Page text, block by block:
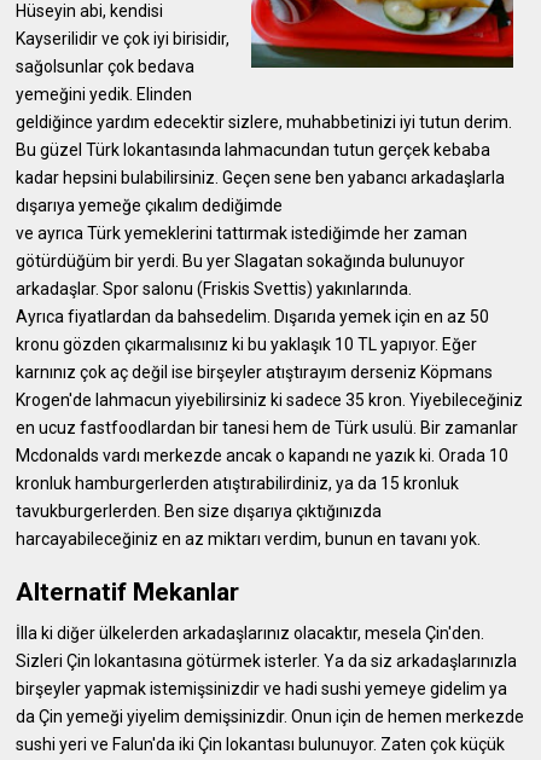
Hüseyin abi, kendisi
Kayserilidir ve çok iyi birisidir,
sağolsunlar çok bedava
yemeğini yedik. Elinden
geldiğince yardım edecektir sizlere, muhabbetinizi iyi tutun derim.
Bu güzel Türk lokantasında lahmacundan tutun gerçek kebaba
kadar hepsini bulabilirsiniz. Geçen sene ben yabancı arkadaşlarla
dışarıya yemeğe çıkalım dediğimde
ve ayrıca Türk yemeklerini tattırmak istediğimde her zaman
götürdüğüm bir yerdi. Bu yer Slagatan sokağında bulunuyor
arkadaşlar. Spor salonu (Friskis Svettis) yakınlarında.
Ayrıca fiyatlardan da bahsedelim. Dışarıda yemek için en az 50
kronu gözden çıkarmalısınız ki bu yaklaşık 10 TL yapıyor. Eğer
karnınız çok aç değil ise birşeyler atıştırayım derseniz Köpmans
Krogen'de lahmacun yiyebilirsiniz ki sadece 35 kron. Yiyebileceğiniz
en ucuz fastfoodlardan bir tanesi hem de Türk usulü. Bir zamanlar
Mcdonalds vardı merkezde ancak o kapandı ne yazık ki. Orada 10
kronluk hamburgerlerden atıştırabilirdiniz, ya da 15 kronluk
tavukburgerlerden. Ben size dışarıya çıktığınızda
harcayabileceğiniz en az miktarı verdim, bunun en tavanı yok.
Alternatif Mekanlar
İlla ki diğer ülkelerden arkadaşlarınız olacaktır, mesela Çin'den.
Sizleri Çin lokantasına götürmek isterler. Ya da siz arkadaşlarınızla
birşeyler yapmak istemişsinizdir ve hadi sushi yemeye gidelim ya
da Çin yemeği yiyelim demişsinizdir. Onun için de hemen merkezde
sushi yeri ve Falun'da iki Çin lokantası bulunuyor. Zaten çok küçük